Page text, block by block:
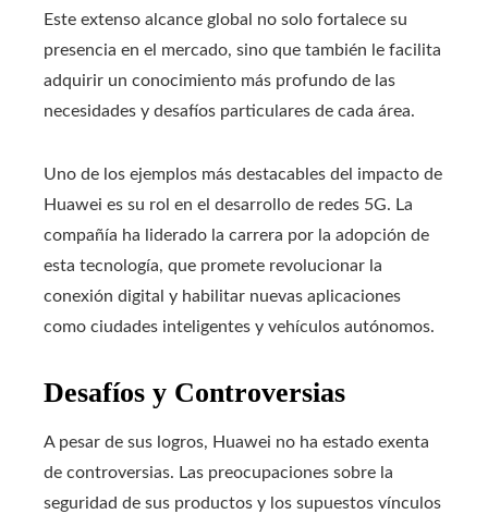
Este extenso alcance global no solo fortalece su
presencia en el mercado, sino que también le facilita
adquirir un conocimiento más profundo de las
necesidades y desafíos particulares de cada área.
Uno de los ejemplos más destacables del impacto de
Huawei es su rol en el desarrollo de redes 5G. La
compañía ha liderado la carrera por la adopción de
esta tecnología, que promete revolucionar la
conexión digital y habilitar nuevas aplicaciones
como ciudades inteligentes y vehículos autónomos.
Desafíos y Controversias
A pesar de sus logros, Huawei no ha estado exenta
de controversias. Las preocupaciones sobre la
seguridad de sus productos y los supuestos vínculos